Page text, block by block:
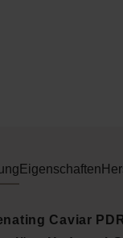
Eigenschaften
Caviar